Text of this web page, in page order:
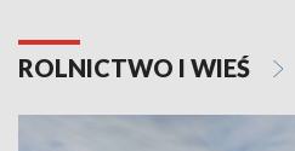
ROLNICTWO I WIEŚ